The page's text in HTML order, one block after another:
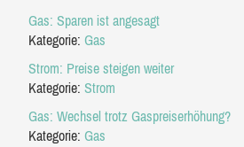
Gas: Sparen ist angesagt
Kategorie: Gas
Strom: Preise steigen weiter
Kategorie: Strom
Gas: Wechsel trotz Gaspreiserhöhung?
Kategorie: Gas